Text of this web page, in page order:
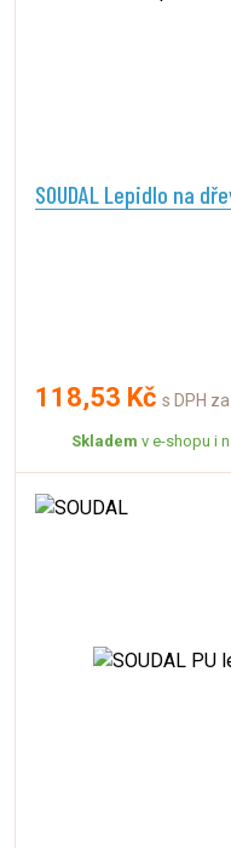
SOUDAL Lepidlo na
118,53 Kč s DPH
Skladem v e-shopu i